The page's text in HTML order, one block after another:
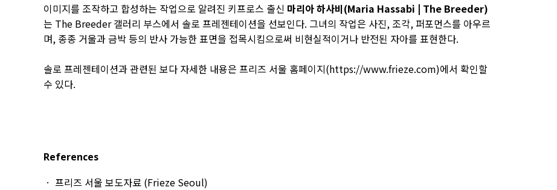
이미지를 조작하고 합성하는 작업으로 알려진 키프로스 출신 마리아 하사비(Maria Hassabi | The Breeder)
는 The Breeder 갤러리 부스에서 솔로 프레젠테이션을 선보인다. 그녀의 작업은 사진, 조각, 퍼포먼스를 아우르
며, 종종 거울과 금박 등의 반사 가능한 표면을 접목시킴으로써 비현실적이거나 반전된 자아를 표현한다.
솔로 프레젠테이션과 관련된 보다 자세한 내용은 프리즈 서울 홈페이지(https://www.frieze.com)에서 확인할
수 있다.
References
프리즈 서울 보도자료 (Frieze Seoul)